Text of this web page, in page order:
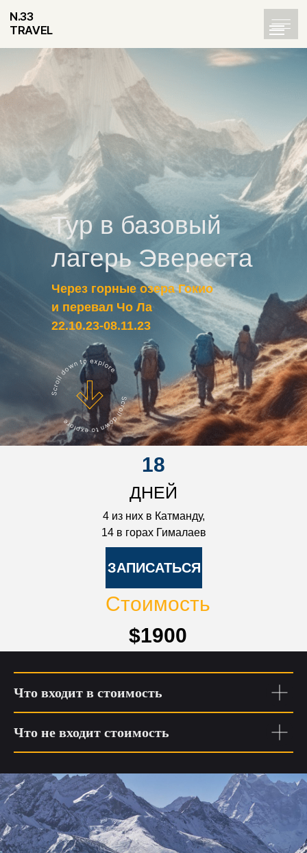
TRAVEL
N.33
Тур в базовый
лагерь Эвереста
Через горные озера Гокио
и перевал Чо Ла
22.10.23-08.11.23
ЗАПИСАТЬСЯ
18
ДНЕЙ
4 из них в Катманду,
14 в горах Гималаев
Стоимость
$1900
Что входит в стоимость
Что не входит стоимость